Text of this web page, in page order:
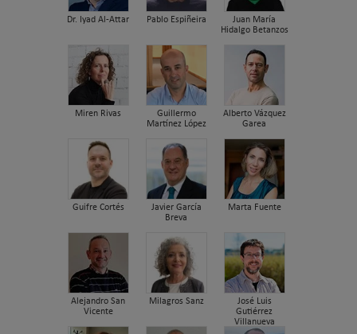
Dr. Iyad Al-Attar Pablo Espiñeira
Juan María
Hidalgo Betanzos
Miren Rivas
Guillermo
Martínez López
Alberto Vázquez
Garea
Guifre Cortés
Javier García
Breva
Marta Fuente
Alejandro San
Vicente
Milagros Sanz
José Luis
Gutiérrez
Villanueva